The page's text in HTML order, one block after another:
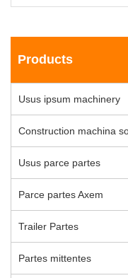
Products
Usus ipsum machinery
Construction machina
Usus parce partes
Parce partes Axem
Trailer Partes
Partes mittentes